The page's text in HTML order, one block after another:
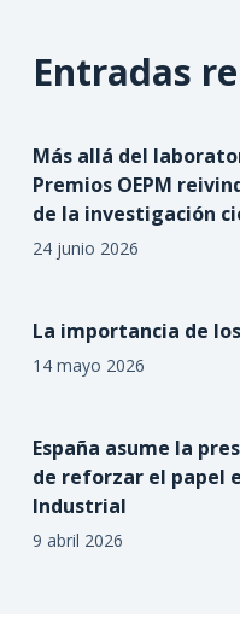
Entradas
Más allá del
Premios OEPM
de la investigación
24 junio 2026
La importancia de
14 mayo 2026
España asume la
de reforzar el papel
Industrial
9 abril 2026